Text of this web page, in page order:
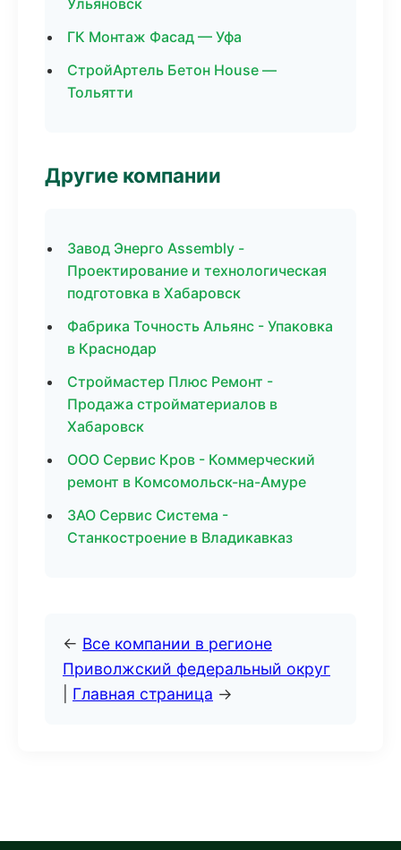
Ульяновск
ГК Монтаж Фасад — Уфа
СтройАртель Бетон House —
Тольятти
Другие компании
Завод Энерго Assembly -
Проектирование и технологическая
подготовка в Хабаровск
Фабрика Точность Альянс - Упаковка
в Краснодар
Строймастер Плюс Ремонт -
Продажа стройматериалов в
Хабаровск
ООО Сервис Кров - Коммерческий
ремонт в Комсомольск-на-Амуре
ЗАО Сервис Система -
Станкостроение в Владикавказ
← Все компании в регионе
Приволжский федеральный округ
Главная страница →